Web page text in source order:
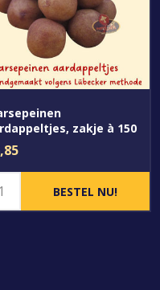
zakje à 150